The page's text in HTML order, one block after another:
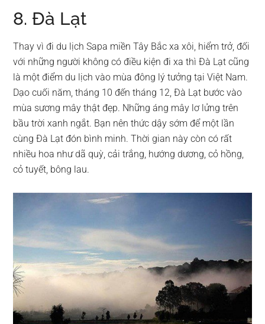
8. Đà Lạt
Thay vì đi du lịch Sapa miền Tây Bắc xa xôi, hiểm trở, đối
với những người không có điều kiện đi xa thì Đà Lạt cũng
là một điểm du lịch vào mùa đông lý tưởng tại Việt Nam.
Dạo cuối năm, tháng 10 đến tháng 12, Đà Lạt bước vào
mùa sương mây thật đẹp. Những áng mây lơ lửng trên
bầu trời xanh ngắt. Bạn nên thức dậy sớm để một lần
cùng Đà Lạt đón bình minh. Thời gian này còn có rất
nhiều hoa như dã quỳ, cải trắng, hướng dương, cỏ hồng,
cỏ tuyết, bông lau.